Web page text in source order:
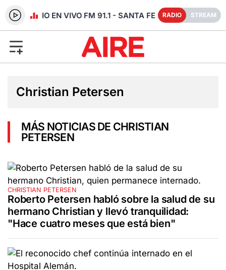
RADIO EN VIVO FM 91.1 - SANTA FE RADIO STREAM
Christian Petersen
MÁS NOTICIAS DE CHRISTIAN
PETERSEN
CHRISTIAN PETERSEN
Roberto Petersen habló sobre la salud de su
hermano Christian y llevó tranquilidad:
"Hace cuatro meses que está bien"